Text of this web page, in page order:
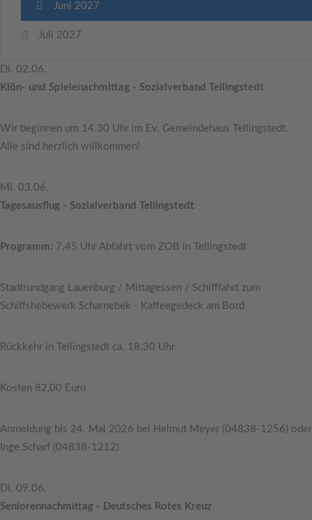
Juni 2027
Juli 2027
Di. 02.06.
Klön- und Spielenachmittag - Sozialverband Tellingstedt
Wir beginnen um 14.30 Uhr im Ev. Gemeindehaus Tellingstedt.
Alle sind herzlich willkommen!
Mi. 03.06.
Tagesausflug - Sozialverband Tellingstedt
Programm: 7.45 Uhr Abfahrt vom ZOB in Tellingstedt
Stadtrundgang Lauenburg / Mittagessen / Schifffahrt zum
Schiffshebewerk Scharnebek - Kaffeegedeck am Bord
Rückkehr in Tellingstedt ca. 18.30 Uhr
Kosten 82,00 Euro
Anmeldung bis 24. Mai 2026 bei Helmut Meyer (04838-1256) oder
Inge Scharf (04838-1212)
Di. 09.06.
Seniorennachmittag - Deutsches Rotes Kreuz